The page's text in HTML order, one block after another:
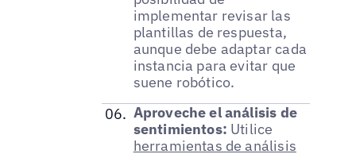
implementar revisar las
plantillas de respuesta,
aunque debe adaptar cada
instancia para evitar que
suene robótico.
Aproveche el análisis de
sentimientos: Utilice
herramientas de análisis